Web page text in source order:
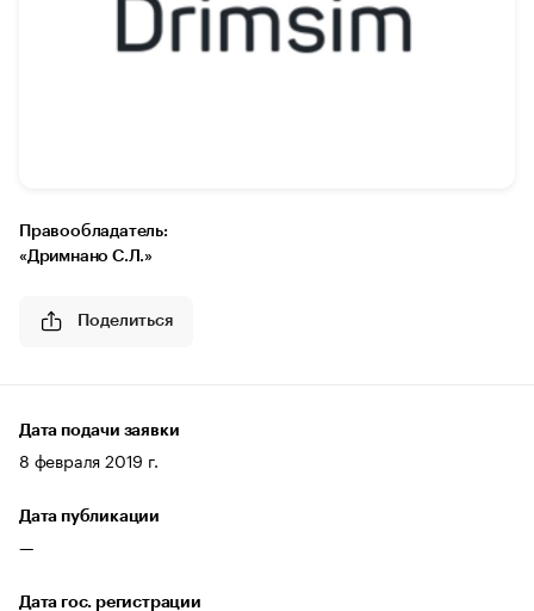
Правообладатель:
«Дримнано С.Л.»
Поделиться
Дата подачи заявки
8 февраля 2019 г.
Дата публикации
—
Дата гос. регистрации